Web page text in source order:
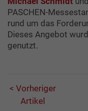
PASCHEN-
rund um das
Dieses Angebot
genutzt.
< Vorheriger
Artikel